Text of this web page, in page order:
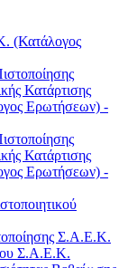
(Κατάλογος
Κατάρτισης
Ερωτήσεων) -
Κατάρτισης
Ερωτήσεων) -
Σ.Α.Ε.Κ.
Σ.Α.Ε.Κ.